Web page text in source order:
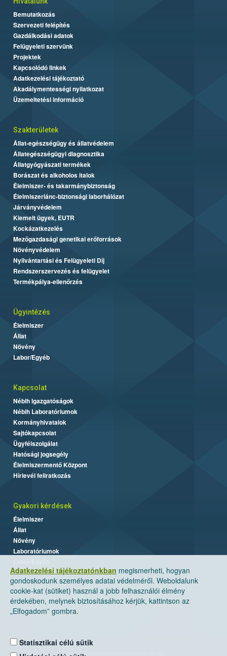
Adatkezelési tájékoztatónkban megismerheti, hogyan
gondoskodunk személyes adatai védelméről. Weboldalunk
cookie-kat (sütiket) használ a jobb felhasználói élmény
érdekében, melynek biztosításához kérjük, kattintson az
„Elfogadom” gombra.
Statisztikai célú sütik
Bemutatkozás
Szervezeti felépítés
Gazdálkodási adatok
Felügyeleti szervünk
Projektek
Kapcsolódó linkek
Adatkezelési tájékoztató
Akadálymentességi nyilatkozat
Üzemeltetési információ
Szakterületek
Állat-egészségügy és állatvédelem
Állategészségügyi diagnosztika
Állatgyógyászati termékek
Borászat és alkoholos italok
Élelmiszer- és takarmánybiztonság
Élelmiszerlánc-biztonsági laborhálózat
Járványvédelem
Kiemelt ügyek, EUTR
Kockázatkezelés
Mezőgazdasági genetikai erőforrások
Növényvédelem
Nyilvántartási és Felügyeleti Díj
Rendszerszervezés és felügyelet
Termékpálya-ellenőrzés
Ügyintézés
Élelmiszer
Állat
Növény
Labor/Egyéb
Kapcsolat
Nébih Igazgatóságok
Nébih Laboratóriumok
Kormányhivatalok
Sajtókapcsolat
Ügyfélszolgálat
Hatósági jogsegély
Élelmiszermentő Központ
Hírlevél feliratkozás
Gyakori kérdések
Élelmiszer
Állat
Növény
Laboratóriumok
Nemzeti Élelmiszerlánc-biztonsági Hivatal